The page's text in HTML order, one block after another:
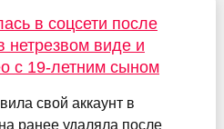
в соцсети после
нетрезвом виде и
с 19-летним сыном
свой аккаунт в
ранее удаляла после